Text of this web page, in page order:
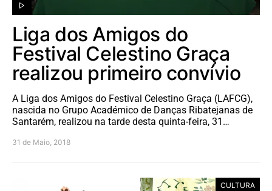
Liga dos Amigos do
Festival Celestino Graça
realizou primeiro convívio
A Liga dos Amigos do Festival Celestino Graça (LAFCG),
nascida no Grupo Académico de Danças Ribatejanas de
Santarém, realizou na tarde desta quinta-feira, 31…
31 de Maio, 2018
CULTURA